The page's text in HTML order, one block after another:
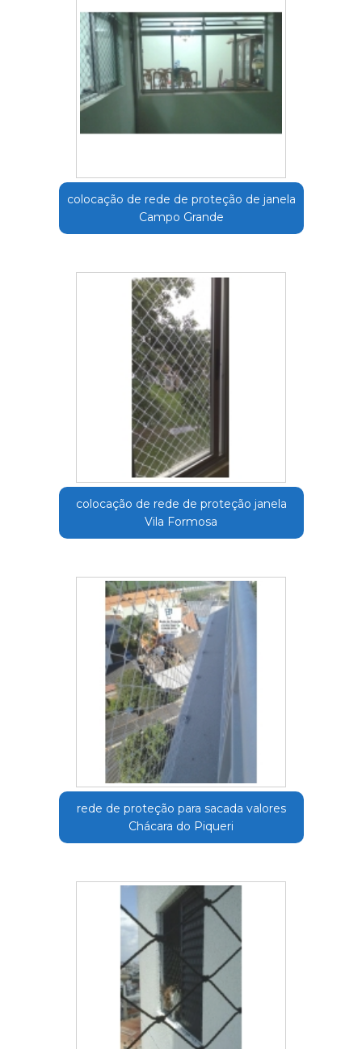
colocação de rede de proteção de janela
Campo Grande
colocação de rede de proteção janela
Vila Formosa
rede de proteção para sacada valores
Chácara do Piqueri